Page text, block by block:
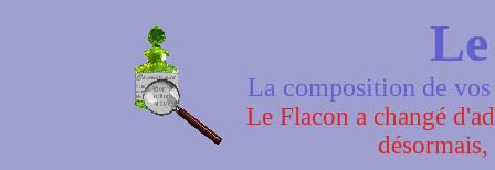
La composition de
Le Flacon a changé